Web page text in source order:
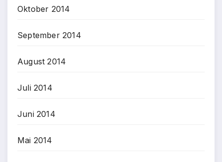
Oktober 2014
September 2014
August 2014
Juli 2014
Juni 2014
Mai 2014